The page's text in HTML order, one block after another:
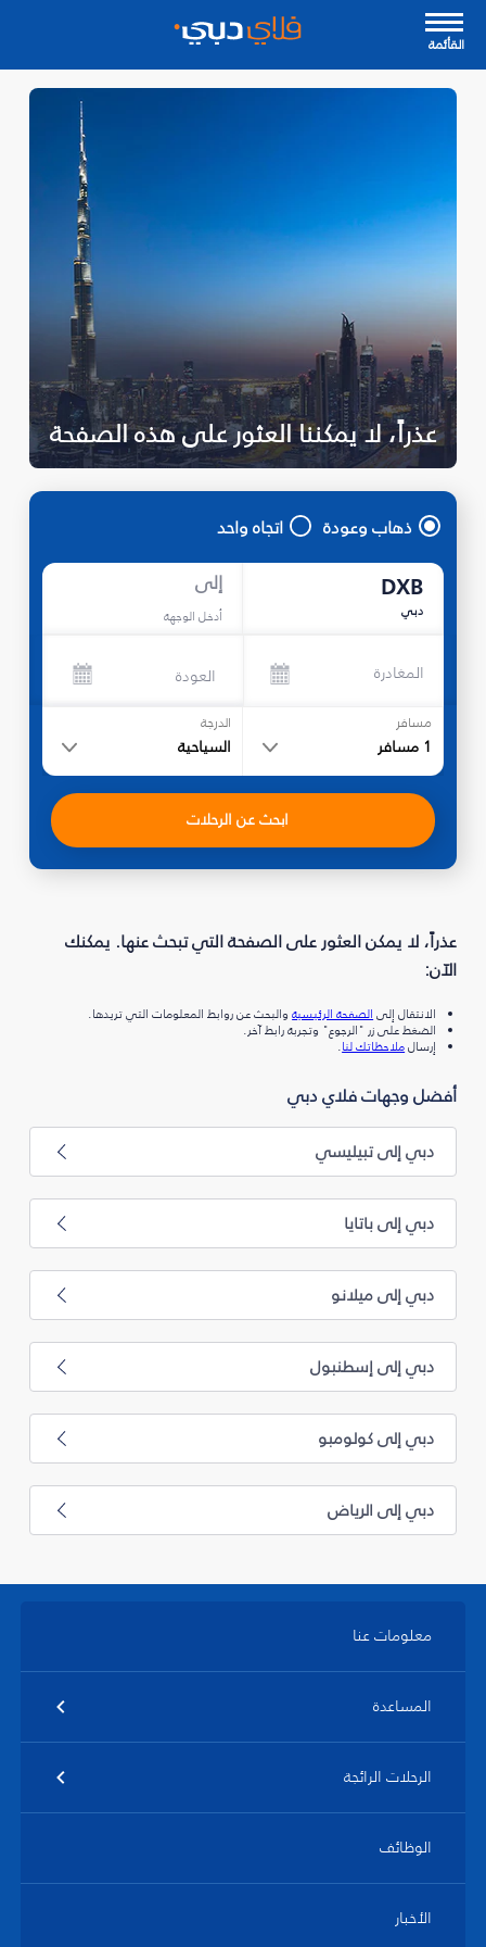
القأئمة
عذراً، لا يمكننا العثور على هذه الصفحة
ذهاب وعودة اتجاه واحد
DXB
دبي
إلى
أدخل الوجهة
المغادرة العودة
مسافر
1 مسافر
الدرجة
السياحية
ابحث عن الرحلات
عذراً، لا يمكن العثور على الصفحة التي تبحث عنها. يمكنك
الآن:
الانتقال إلىالصفحة الرئيسيةوالبحث عن روابط المعلومات التي تريدها.
الضغط على زر "الرجوع" وتجربة رابط آخر.
إرسالملاحظاتك لنا.
أفضل وجهات فلاي دبي
دبي إلى تبيليسي
دبي إلى باتايا
دبي إلى ميلانو
دبي إلى إسطنبول
دبي إلى كولومبو
دبي إلى الرياض
معلومات عنا
المساعدة
الرحلات الرائجة
الوظائف
الأخبار